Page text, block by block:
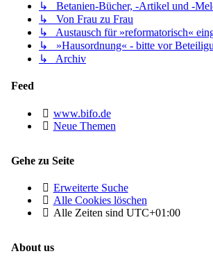
↳ Betanien-Bücher, -Artikel und -
↳ Von Frau zu Frau
↳ Austausch für »reformatorisch«
↳ »Hausordnung« - bitte vor
↳ Archiv
Feed
www.bifo.de
Neue Themen
Gehe zu Seite
Erweiterte Suche
Alle Cookies löschen
Alle Zeiten sind UTC+01:00
About us